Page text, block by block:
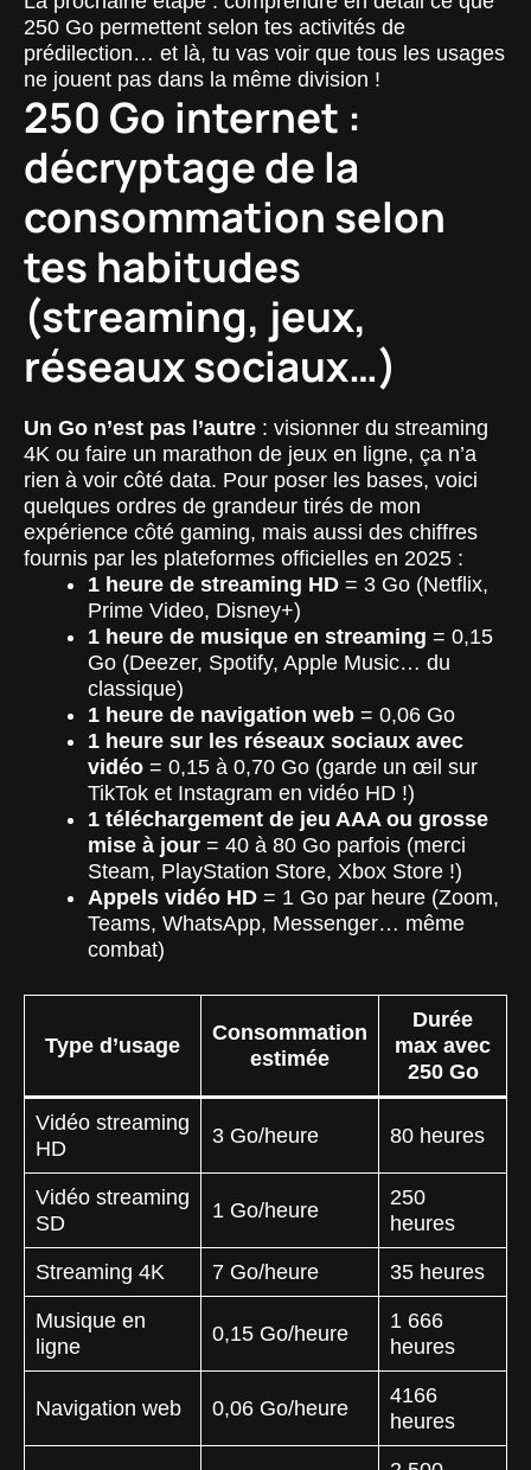
250 Go permettent selon tes activités de
prédilection… et là, tu vas voir que tous les usages
ne jouent pas dans la même division !
250 Go internet :
décryptage de la
consommation selon
tes habitudes
(streaming, jeux,
réseaux sociaux…)
Un Go n’est pas l’autre : visionner du streaming
4K ou faire un marathon de jeux en ligne, ça n’a
rien à voir côté data. Pour poser les bases, voici
quelques ordres de grandeur tirés de mon
expérience côté gaming, mais aussi des chiffres
fournis par les plateformes officielles en 2025 :
1 heure de streaming HD = 3 Go (Netflix,
Prime Video, Disney+)
1 heure de musique en streaming = 0,15
Go (Deezer, Spotify, Apple Music… du
classique)
1 heure de navigation web = 0,06 Go
1 heure sur les réseaux sociaux avec
vidéo = 0,15 à 0,70 Go (garde un œil sur
TikTok et Instagram en vidéo HD !)
1 téléchargement de jeu AAA ou grosse
mise à jour = 40 à 80 Go parfois (merci
Steam, PlayStation Store, Xbox Store !)
Appels vidéo HD = 1 Go par heure (Zoom,
Teams, WhatsApp, Messenger… même
combat)
Type d’usage
Consommation
estimée
Durée
max avec
250 Go
Vidéo streaming
HD
3 Go/heure 80 heures
Vidéo streaming
SD
1 Go/heure
250
heures
Streaming 4K 7 Go/heure 35 heures
Musique en
ligne
0,15 Go/heure
1 666
heures
Navigation web 0,06 Go/heure
4166
heures